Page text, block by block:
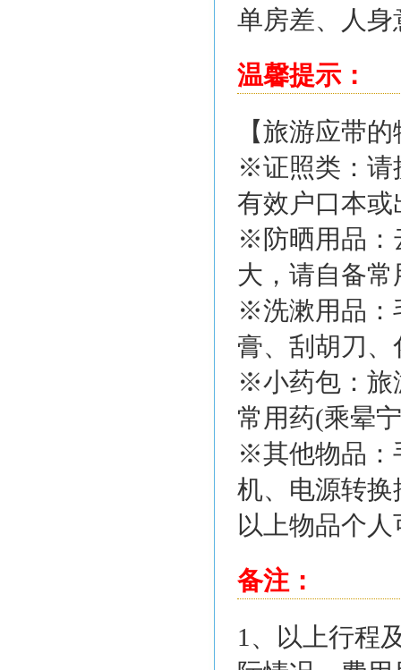
单房差、人
温馨提示：
【旅游应带
※证照类：请
有效户口本
※防晒用品：
大，请自备
※洗漱用品：
膏、刮胡刀
※小药包：旅
常用药(乘晕
※其他物品：
机、电源转
以上物品个
备注：
1、以上行程